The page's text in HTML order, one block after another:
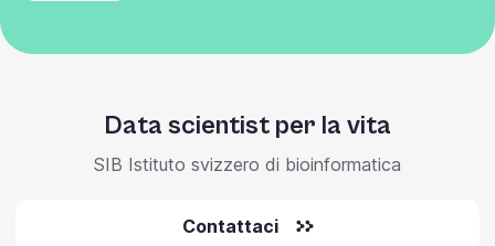
Data scientist per la vita
SIB Istituto svizzero di bioinformatica
Contattaci